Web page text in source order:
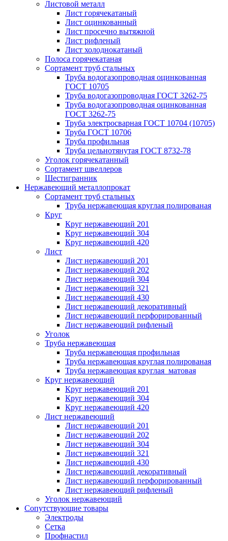
Листовой металл
Лист горячекатаный
Лист оцинкованный
Лист просечно вытяжной
Лист рифленый
Лист холоднокатаный
Полоса горячекатаная
Сортамент труб стальных
Труба водогазопроводная оцинкованная
ГОСТ 10705
Труба водогазопроводная ГОСТ 3262-75
Труба водогазопроводная оцинкованная
ГОСТ 3262-75
Труба электросварная ГОСТ 10704 (10705)
Труба ГОСТ 10706
Труба профильная
Труба цельнотянутая ГОСТ 8732-78
Уголок горячекатанный
Сортамент швеллеров
Шестигранник
Нержавеющий металлопрокат
Сортамент труб стальных
Труба нержавеющая круглая полированая
Круг
Круг нержавеющий 201
Круг нержавеющий 304
Круг нержавеющий 420
Лист
Лист нержавеющий 201
Лист нержавеющий 202
Лист нержавеющий 304
Лист нержавеющий 321
Лист нержавеющий 430
Лист нержавеющий декоративный
Лист нержавеющий перфорированный
Лист нержавеющий рифленый
Уголок
Труба нержавеющая
Труба нержавеющая профильная
Труба нержавеющая круглая полированая
Труба нержавеющая круглая матовая
Круг нержавеющий
Круг нержавеющий 201
Круг нержавеющий 304
Круг нержавеющий 420
Лист нержавеющий
Лист нержавеющий 201
Лист нержавеющий 202
Лист нержавеющий 304
Лист нержавеющий 321
Лист нержавеющий 430
Лист нержавеющий декоративный
Лист нержавеющий перфорированный
Лист нержавеющий рифленый
Уголок нержавеющий
Cопутствующие товары
Электроды
Сетка
Профнастил